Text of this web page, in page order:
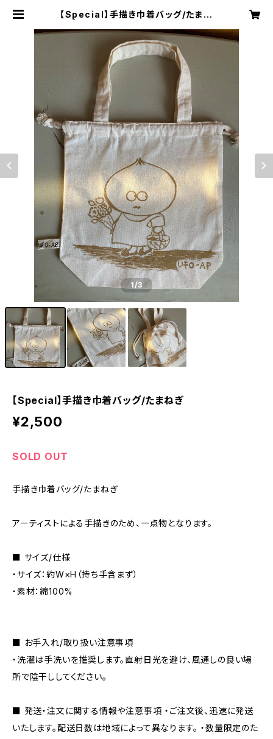
【Special】手描き巾着バッグ/たまね
1/3
【Special】手描き巾着バッグ/たまねぎ
¥2,500
SOLD OUT
手描き巾着バッグ/たまねぎ
アーティストによる手描きのため、一点物となります。
■ サイズ/仕様
・サイズ：約W×H（持ち手含まず）
・素材：綿100%
■ お手入れ/取り扱い注意事項
・洗濯は手洗いを推奨します。直射日光を避け、風通しの良い場
所で陰干ししてください。
■ 発送・注文に関する情報や注意事項 ・ご注文後、迅速に発送
いたします。配送日数は地域によって異なります。 ・数量限定のた